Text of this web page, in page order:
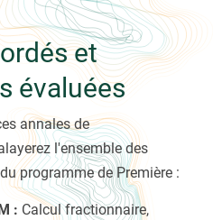
et
évaluées
annales de
l'ensemble des
programme de Première :
: Calcul fractionnaire,